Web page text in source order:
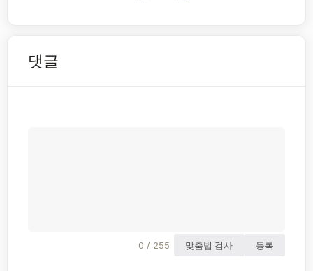
댓글
0 / 255 맞춤법 검사 등록